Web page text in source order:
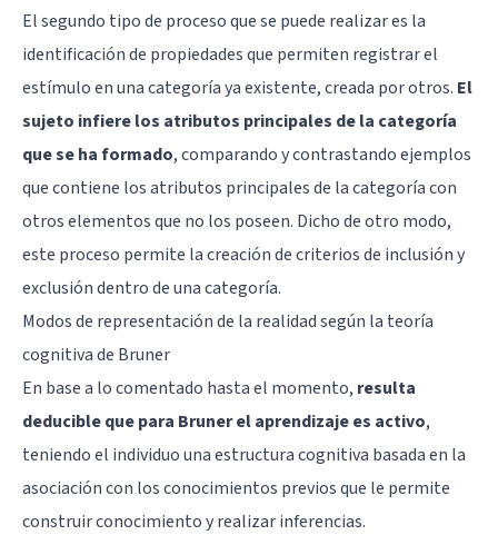
El segundo tipo de proceso que se puede realizar es la
identificación de propiedades que permiten registrar el
estímulo en una categoría ya existente, creada por otros. El
sujeto infiere los atributos principales de la categoría
que se ha formado, comparando y contrastando ejemplos
que contiene los atributos principales de la categoría con
otros elementos que no los poseen. Dicho de otro modo,
este proceso permite la creación de criterios de inclusión y
exclusión dentro de una categoría.
Modos de representación de la realidad según la teoría
cognitiva de Bruner
En base a lo comentado hasta el momento, resulta
deducible que para Bruner el aprendizaje es activo,
teniendo el individuo una estructura cognitiva basada en la
asociación con los conocimientos previos que le permite
construir conocimiento y realizar inferencias.